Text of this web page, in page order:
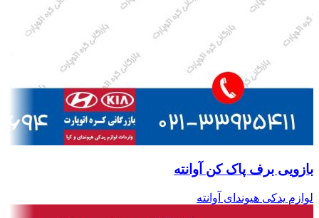
بازویی برف پاک کن آوانته
لوازم یدکی هیوندای آوانته